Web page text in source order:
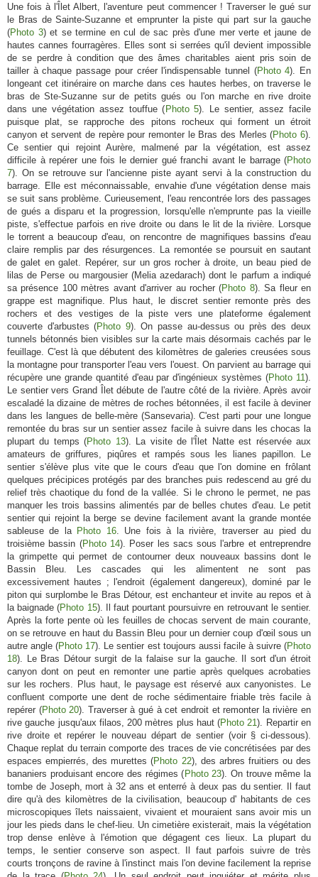
Une fois à l'Îlet Albert, l'aventure peut commencer ! Traverser le gué sur
le Bras de Sainte-Suzanne et emprunter la piste qui part sur la gauche
(Photo 3) et se termine en cul de sac près d'une mer verte et jaune de
hautes cannes fourragères. Elles sont si serrées qu'il devient impossible
de se perdre à condition que des âmes charitables aient pris soin de
tailler à chaque passage pour créer l'indispensable tunnel (Photo 4). En
longeant cet itinéraire on marche dans ces hautes herbes, on traverse le
bras de Ste-Suzanne sur de petits gués ou l'on marche en rive droite
dans une végétation assez touffue (Photo 5). Le sentier, assez facile
puisque plat, se rapproche des pitons rocheux qui forment un étroit
canyon et servent de repère pour remonter le Bras des Merles (Photo 6).
Ce sentier qui rejoint Aurère, malmené par la végétation, est assez
difficile à repérer une fois le dernier gué franchi avant le barrage (Photo
7). On se retrouve sur l'ancienne piste ayant servi à la construction du
barrage. Elle est méconnaissable, envahie d'une végétation dense mais
se suit sans problème. Curieusement, l'eau rencontrée lors des passages
de gués a disparu et la progression, lorsqu'elle n'emprunte pas la vieille
piste, s'effectue parfois en rive droite ou dans le lit de la rivière. Lorsque
le torrent a beaucoup d'eau, on rencontre de magnifiques bassins d'eau
claire remplis par des résurgences. La remontée se poursuit en sautant
de galet en galet. Repérer, sur un gros rocher à droite, un beau pied de
lilas de Perse ou margousier (Melia azedarach) dont le parfum a indiqué
sa présence 100 mètres avant d'arriver au rocher (Photo 8). Sa fleur en
grappe est magnifique. Plus haut, le discret sentier remonte près des
rochers et des vestiges de la piste vers une plateforme également
couverte d'arbustes (Photo 9). On passe au-dessus ou près des deux
tunnels bétonnés bien visibles sur la carte mais désormais cachés par le
feuillage. C'est là que débutent des kilomètres de galeries creusées sous
la montagne pour transporter l'eau vers l'ouest. On parvient au barrage qui
récupère une grande quantité d'eau par d'ingénieux systèmes (Photo 11).
Le sentier vers Grand Îlet débute de l'autre côté de la rivière. Après avoir
escaladé la dizaine de mètres de roches bétonnées, il est facile à deviner
dans les langues de belle-mère (Sansevaria). C'est parti pour une longue
remontée du bras sur un sentier assez facile à suivre dans les chocas la
plupart du temps (Photo 13). La visite de l'Îlet Natte est réservée aux
amateurs de griffures, piqûres et rampés sous les lianes papillon. Le
sentier s'élève plus vite que le cours d'eau que l'on domine en frôlant
quelques précipices protégés par des branches puis redescend au gré du
relief très chaotique du fond de la vallée. Si le chrono le permet, ne pas
manquer les trois bassins alimentés par de belles chutes d'eau. Le petit
sentier qui rejoint la berge se devine facilement avant la grande montée
sableuse de la Photo 16. Une fois à la rivière, traverser au pied du
troisième bassin (Photo 14). Poser les sacs sous l'arbre et entreprendre
la grimpette qui permet de contourner deux nouveaux bassins dont le
Bassin Bleu. Les cascades qui les alimentent ne sont pas
excessivement hautes ; l'endroit (également dangereux), dominé par le
piton qui surplombe le Bras Détour, est enchanteur et invite au repos et à
la baignade (Photo 15). Il faut pourtant poursuivre en retrouvant le sentier.
Après la forte pente où les feuilles de chocas servent de main courante,
on se retrouve en haut du Bassin Bleu pour un dernier coup d'œil sous un
autre angle (Photo 17). Le sentier est toujours aussi facile à suivre (Photo
18). Le Bras Détour surgit de la falaise sur la gauche. Il sort d'un étroit
canyon dont on peut en remonter une partie après quelques acrobaties
sur les rochers. Plus haut, le paysage est réservé aux canyonistes. Le
confluent comporte une dent de roche sédimentaire friable très facile à
repérer (Photo 20). Traverser à gué à cet endroit et remonter la rivière en
rive gauche jusqu'aux filaos, 200 mètres plus haut (Photo 21). Repartir en
rive droite et repérer le nouveau départ de sentier (voir § ci-dessous).
Chaque replat du terrain comporte des traces de vie concrétisées par des
espaces empierrés, des murettes (Photo 22), des arbres fruitiers ou des
bananiers produisant encore des régimes (Photo 23). On trouve même la
tombe de Joseph, mort à 32 ans et enterré à deux pas du sentier. Il faut
dire qu'à des kilomètres de la civilisation, beaucoup d' habitants de ces
microscopiques îlets naissaient, vivaient et mouraient sans avoir mis un
jour les pieds dans le chef-lieu. Un cimetière existerait, mais la végétation
trop dense enlève à l'émotion que dégagent ces lieux. La plupart du
temps, le sentier conserve son aspect. Il faut parfois suivre de très
courts tronçons de ravine à l'instinct mais l'on devine facilement la reprise